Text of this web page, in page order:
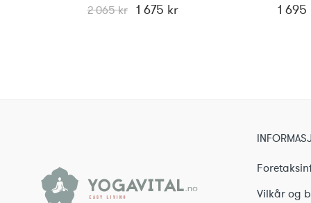
2 065kr Opprinnelig
1 675 krNåværende 1 695
Vilkår og